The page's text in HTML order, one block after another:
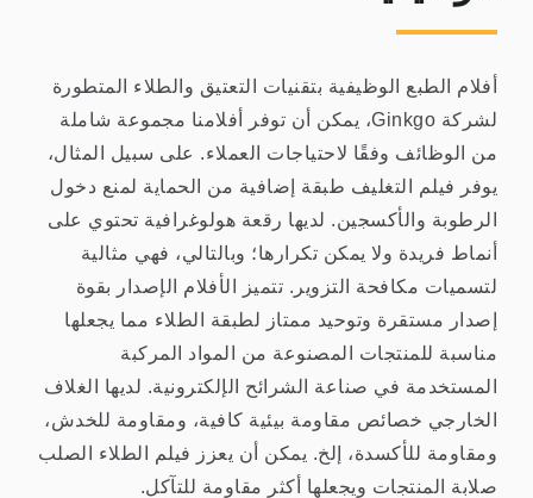
أفلام الطبع الوظيفية بتقنيات التعتيق والطلاء المتطورة
لشركة Ginkgo، يمكن أن توفر أفلامنا مجموعة شاملة
من الوظائف وفقًا لاحتياجات العملاء. على سبيل المثال،
يوفر فيلم التغليف طبقة إضافية من الحماية لمنع دخول
الرطوبة والأكسجين. لديها رقعة هولوغرافية تحتوي على
أنماط فريدة ولا يمكن تكرارها؛ وبالتالي، فهي مثالية
لتسميات مكافحة التزوير. تتميز الأفلام الإصدار بقوة
إصدار مستقرة وتوحيد ممتاز لطبقة الطلاء مما يجعلها
مناسبة للمنتجات المصنوعة من المواد المركبة
المستخدمة في صناعة الشرائح الإلكترونية. لديها الغلاف
الخارجي خصائص مقاومة بيئية كافية، ومقاومة للخدش،
ومقاومة للأكسدة، إلخ. يمكن أن يعزز فيلم الطلاء الصلب
صلابة المنتجات ويجعلها أكثر مقاومة للتآكل.